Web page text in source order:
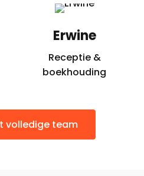
Erwine
Receptie &
boekhouding
volledige team